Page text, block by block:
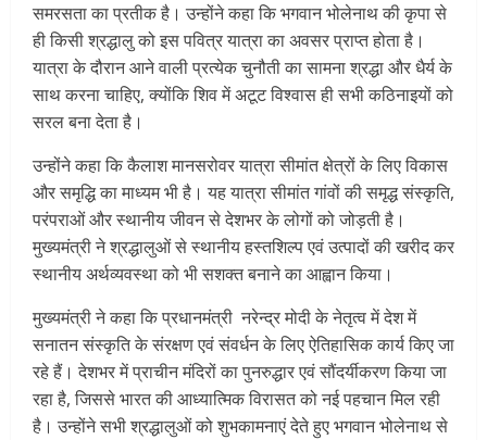
समरसता का प्रतीक है। उन्होंने कहा कि भगवान भोलेनाथ की कृपा से
ही किसी श्रद्धालु को इस पवित्र यात्रा का अवसर प्राप्त होता है।
यात्रा के दौरान आने वाली प्रत्येक चुनौती का सामना श्रद्धा और धैर्य के
साथ करना चाहिए, क्योंकि शिव में अटूट विश्वास ही सभी कठिनाइयों को
सरल बना देता है।
उन्होंने कहा कि कैलाश मानसरोवर यात्रा सीमांत क्षेत्रों के लिए विकास
और समृद्धि का माध्यम भी है। यह यात्रा सीमांत गांवों की समृद्ध संस्कृति,
परंपराओं और स्थानीय जीवन से देशभर के लोगों को जोड़ती है।
मुख्यमंत्री ने श्रद्धालुओं से स्थानीय हस्तशिल्प एवं उत्पादों की खरीद कर
स्थानीय अर्थव्यवस्था को भी सशक्त बनाने का आह्वान किया।
मुख्यमंत्री ने कहा कि प्रधानमंत्री नरेन्द्र मोदी के नेतृत्व में देश में
सनातन संस्कृति के संरक्षण एवं संवर्धन के लिए ऐतिहासिक कार्य किए जा
रहे हैं। देशभर में प्राचीन मंदिरों का पुनरुद्धार एवं सौंदर्यीकरण किया जा
रहा है, जिससे भारत की आध्यात्मिक विरासत को नई पहचान मिल रही
है। उन्होंने सभी श्रद्धालुओं को शुभकामनाएं देते हुए भगवान भोलेनाथ से